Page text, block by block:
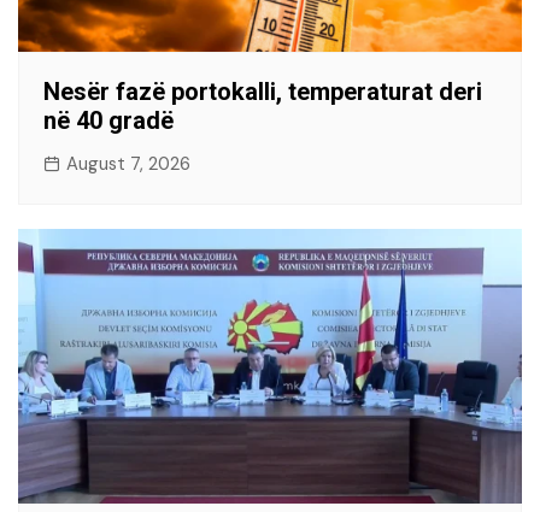
Nesër fazë portokalli, temperaturat deri
në 40 gradë
August 7, 2026